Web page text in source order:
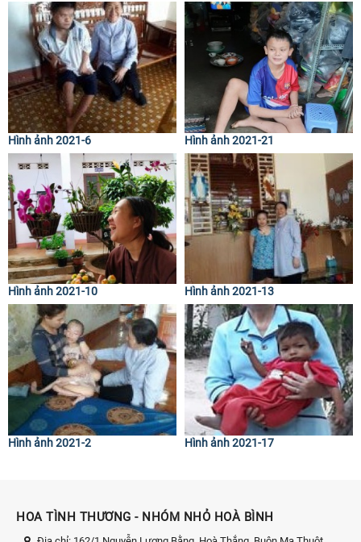
Hình ảnh 2021-6 Hình ảnh 2021-21
Hình ảnh 2021-10 Hình ảnh 2021-13
Hình ảnh 2021-2 Hình ảnh 2021-17
HOA TÌNH THƯƠNG - NHÓM NHỎ HOÀ BÌNH